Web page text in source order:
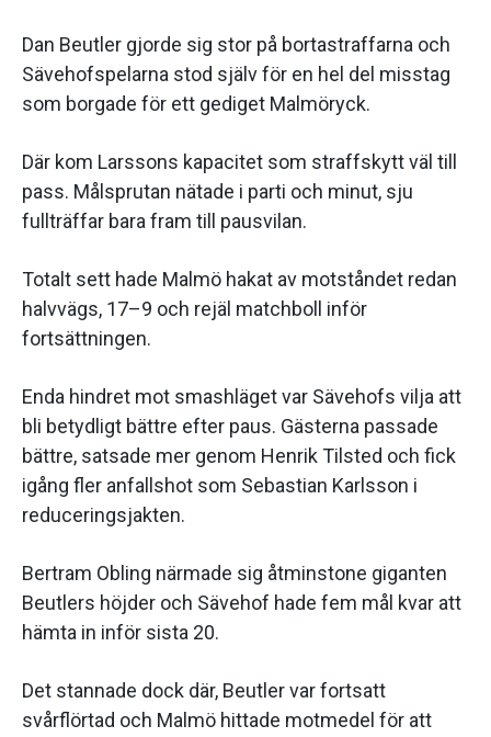
Dan Beutler gjorde sig stor på bortastraffarna och
Sävehofspelarna stod själv för en hel del misstag
som borgade för ett gediget Malmöryck.
Där kom Larssons kapacitet som straffskytt väl till
pass. Målsprutan nätade i parti och minut, sju
fullträffar bara fram till pausvilan.
Totalt sett hade Malmö hakat av motståndet redan
halvvägs, 17–9 och rejäl matchboll inför
fortsättningen.
Enda hindret mot smashläget var Sävehofs vilja att
bli betydligt bättre efter paus. Gästerna passade
bättre, satsade mer genom Henrik Tilsted och fick
igång fler anfallshot som Sebastian Karlsson i
reduceringsjakten.
Bertram Obling närmade sig åtminstone giganten
Beutlers höjder och Sävehof hade fem mål kvar att
hämta in inför sista 20.
Det stannade dock där, Beutler var fortsatt
svårflörtad och Malmö hittade motmedel för att